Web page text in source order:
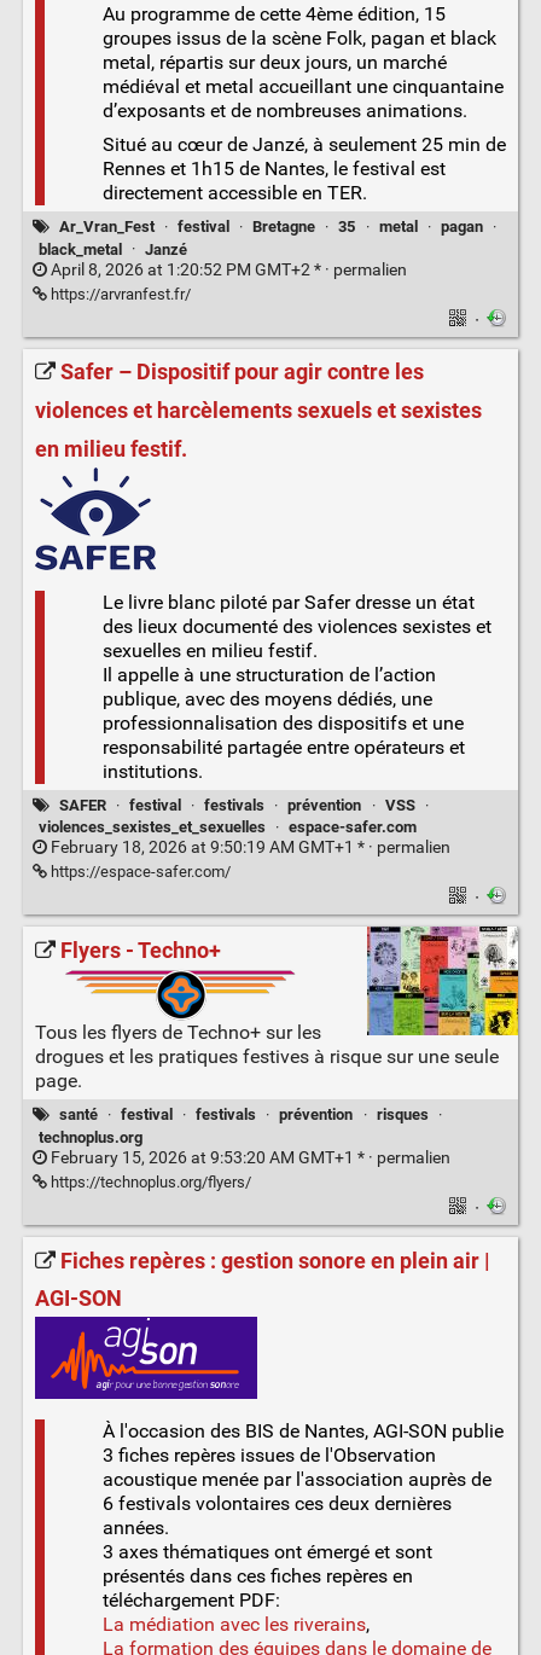
Au programme de cette 4ème édition, 15
groupes issus de la scène Folk, pagan et black
metal, répartis sur deux jours, un marché
médiéval et metal accueillant une cinquantaine
d’exposants et de nombreuses animations.
Situé au cœur de Janzé, à seulement 25 min de
Rennes et 1h15 de Nantes, le festival est
directement accessible en TER.
Ar_Vran_Fest · festival · Bretagne · 35 · metal · pagan
·
black_metal
· Janzé
April 8, 2026 at 1:20:52 PM GMT+2 * · permalien
https://arvranfest.fr/
·
Safer – Dispositif pour agir contre les
violences et harcèlements sexuels et sexistes
en milieu festif.
Le livre blanc piloté par Safer dresse un état
des lieux documenté des violences sexistes et
sexuelles en milieu festif.
Il appelle à une structuration de l’action
publique, avec des moyens dédiés, une
professionnalisation des dispositifs et une
responsabilité partagée entre opérateurs et
institutions.
SAFER · festival · festivals · prévention · VSS
·
violences_sexistes_et_sexuelles
· espace-safer.com
February 18, 2026 at 9:50:19 AM GMT+1 * · permalien
https://espace-safer.com/
·
Flyers - Techno+
Tous les flyers de Techno+ sur les
drogues et les pratiques festives à risque sur une seule
page.
santé · festival · festivals · prévention · risques
·
technoplus.org
February 15, 2026 at 9:53:20 AM GMT+1 * · permalien
https://technoplus.org/flyers/
·
Fiches repères : gestion sonore en plein air |
AGI-SON
À l'occasion des BIS de Nantes, AGI-SON publie
3 fiches repères issues de l'Observation
acoustique menée par l'association auprès de
6 festivals volontaires ces deux dernières
années.
3 axes thématiques ont émergé et sont
présentés dans ces fiches repères en
téléchargement PDF:
La médiation avec les riverains,
La formation des équipes dans le domaine de